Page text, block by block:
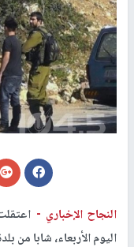
النجاح الإخباري -
اليوم الأربعاء، شابا من